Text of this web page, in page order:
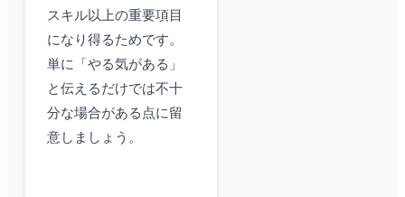
スキル以上の重要項目
になり得るためです。
単に「やる気がある」
と伝えるだけでは不十
分な場合がある点に留
意しましょう。